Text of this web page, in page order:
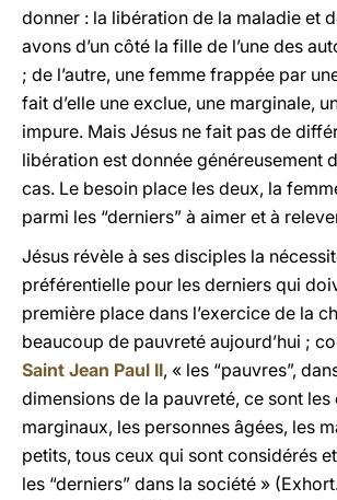
donner : la libération de la maladie et
avons d’un côté la fille de l’une des
; de l’autre, une femme frappée par
fait d’elle une exclue, une marginale,
impure. Mais Jésus ne fait pas de
libération est donnée généreusement
cas. Le besoin place les deux, la
parmi les “derniers” à aimer et à
Jésus révèle à ses disciples la
préférentielle pour les derniers qui
première place dans l’exercice de la
beaucoup de pauvreté aujourd’hui ;
Saint Jean Paul II, « les “pauvres”,
dimensions de la pauvreté, ce sont
marginaux, les personnes âgées, les
petits, tous ceux qui sont considérés
les “derniers” dans la société »